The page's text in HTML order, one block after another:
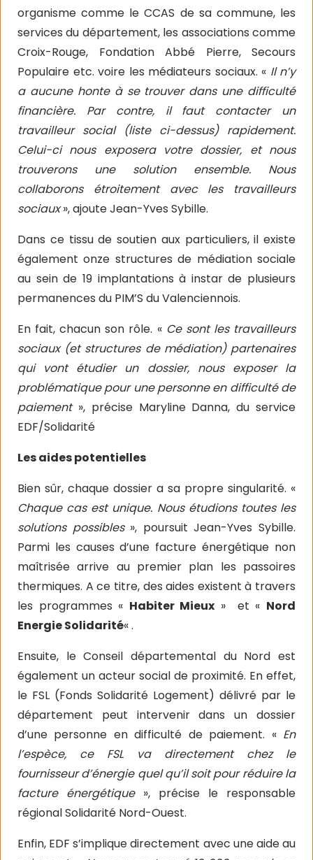
organisme comme le CCAS de sa commune, les
services du département, les associations comme
Croix-Rouge, Fondation Abbé Pierre, Secours
Populaire etc. voire les médiateurs sociaux. « Il n’y
a aucune honte à se trouver dans une difficulté
financière. Par contre, il faut contacter un
travailleur social (liste ci-dessus) rapidement.
Celui-ci nous exposera votre dossier, et nous
trouverons une solution ensemble. Nous
collaborons étroitement avec les travailleurs
sociaux», ajoute Jean-Yves Sybille.
Dans ce tissu de soutien aux particuliers, il existe
également onze structures de médiation sociale
au sein de 19 implantations à instar de plusieurs
permanences du PIM’S du Valenciennois.
En fait, chacun son rôle. « Ce sont les travailleurs
sociaux (et structures de médiation) partenaires
qui vont étudier un dossier, nous exposer la
problématique pour une personne en difficulté de
paiement», précise Maryline Danna, du service
EDF/Solidarité
Les aides potentielles
Bien sûr, chaque dossier a sa propre singularité. «
Chaque cas est unique. Nous étudions toutes les
solutions possibles », poursuit Jean-Yves Sybille.
Parmi les causes d’une facture énergétique non
maîtrisée arrive au premier plan les passoires
thermiques. A ce titre, des aides existent à travers
les programmes « Habiter Mieux » et « Nord
Energie Solidarité« .
Ensuite, le Conseil départemental du Nord est
également un acteur social de proximité. En effet,
le FSL (Fonds Solidarité Logement) délivré par le
département peut intervenir dans un dossier
d’une personne en difficulté de paiement. «En
l’espèce, ce FSL va directement chez le
fournisseur d’énergie quel qu’il soit pour réduire la
facture énergétique», précise le responsable
régional Solidarité Nord-Ouest.
Enfin, EDF s’implique directement avec une aide au